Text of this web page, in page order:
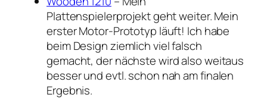
Plattenspielerprojekt geht weiter. Mein
erster Motor-Prototyp läuft! Ich habe
beim Design ziemlich viel falsch
gemacht, der nächste wird also weitaus
besser und evtl. schon nah am finalen
Ergebnis.